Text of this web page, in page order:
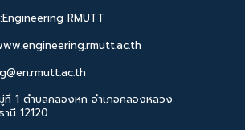
RMUTT
1 ตำบลคลองหก อำเภอคลองหลวง
นี 12120